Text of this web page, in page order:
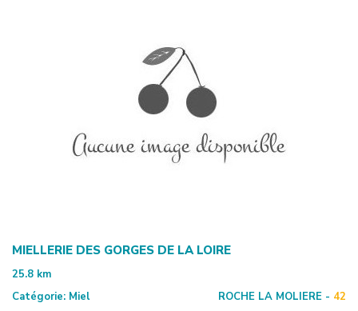
MIELLERIE DES GORGES DE LA LOIRE
25.8 km
Catégorie: Miel ROCHE LA MOLIERE - 42